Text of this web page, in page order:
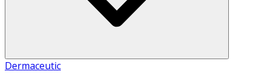
Dermaceutic